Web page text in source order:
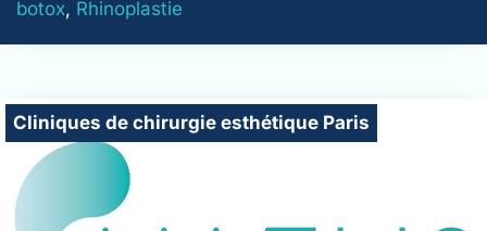
botox, Rhinoplastie
Cliniques de chirurgie esthétique Paris